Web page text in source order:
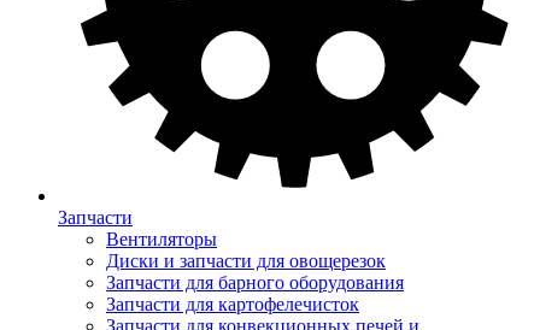
Запчасти
Вентиляторы
Диски и запчасти для овощерезок
Запчасти для барного оборудования
Запчасти для картофелечисток
Запчасти для конвекционных печей и